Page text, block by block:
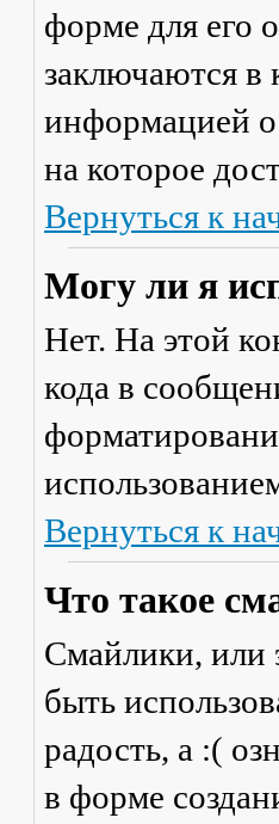
форме для его
заключаются в
информацией о
на которое
Вернуться к
Могу ли я
Нет. На этой
кода в
Вернуться к
Что такое
Смайлики, или
быть
радость, а :(
в форме